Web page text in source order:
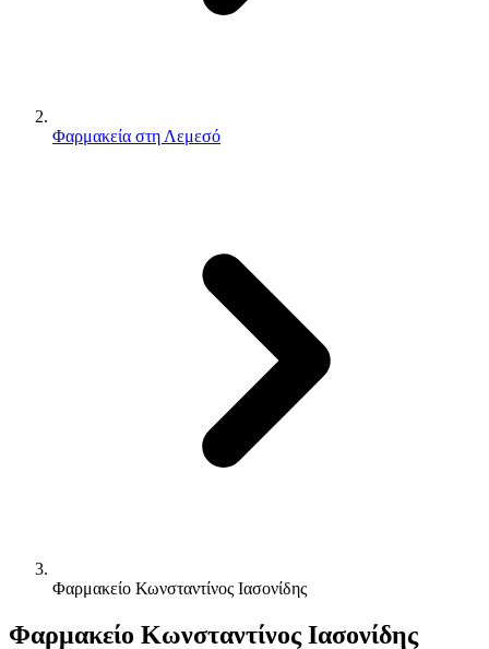
Φαρμακεία στη Λεμεσό
Φαρμακείο Κωνσταντίνος Ιασονίδης
Φαρμακείο Κωνσταντίνος Ιασονίδης